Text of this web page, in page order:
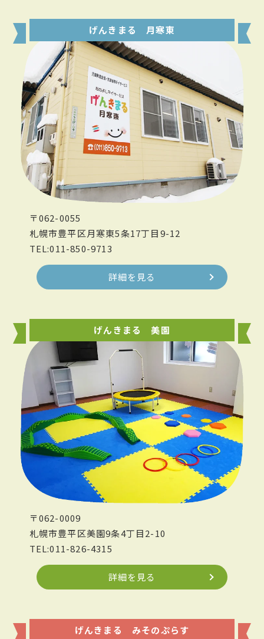
げんきまる 月寒東
〒062-0055
札幌市豊平区月寒東5条17丁目9-12
TEL:011-850-9713
詳細を見る
げんきまる 美園
〒062-0009
札幌市豊平区美園9条4丁目2-10
TEL:011-826-4315
詳細を見る
げんきまる みそのぷらす